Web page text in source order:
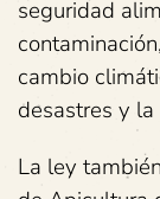
seguridad
cambio
desastres y
La ley